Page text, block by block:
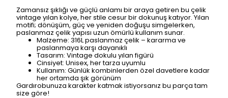
Zamansız şıklığı ve güçlü anlamı bir araya getiren bu çelik
vintage yılan kolye, her stile cesur bir dokunuş katıyor. Yılan
motifi; dönüşüm, güç ve yeniden doğuşu simgelerken,
paslanmaz çelik yapısı uzun ömürlü kullanım sunar.
Malzeme: 316L paslanmaz çelik – kararma ve
paslanmaya karşı dayanıklı
Tasarım: Vintage dokulu yılan figürü
Cinsiyet: Unisex, her tarza uyumlu
Kullanım: Günlük kombinlerden özel davetlere kadar
her ortamda şık görünüm
Gardırobunuza karakter katmak istiyorsanız bu parça tam
size göre!